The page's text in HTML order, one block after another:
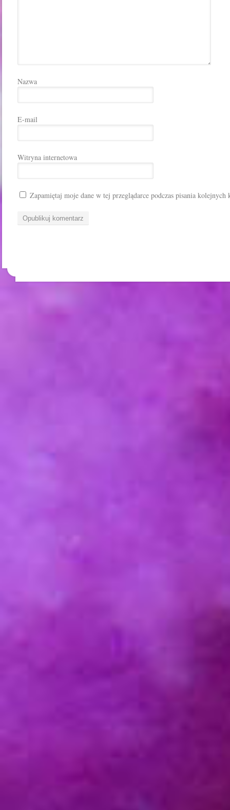
Nazwa
E-mail
Witryna internetowa
Zapamiętaj moje dane w tej przeglądarce podczas pisania kolejnych